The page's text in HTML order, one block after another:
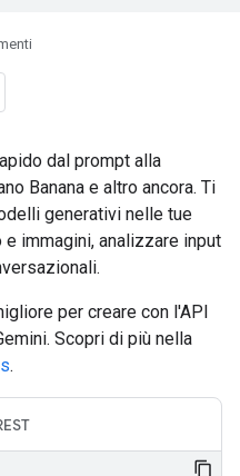
dal prompt alla
Banana e altro ancora. Ti
generativi nelle tue
immagini, analizzare input
per creare con l'API
Scopri di più nella
.